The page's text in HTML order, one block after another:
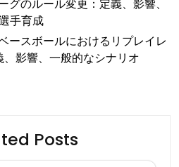
グのルール変更：定義、影響、
手育成
ースボールにおけるリプレイレ
影響、一般的なシナリオ
Posts